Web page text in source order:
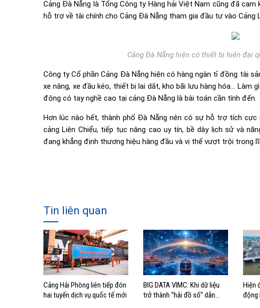
Cảng Đà Nẵng là Tổng Công ty Hàng hải Việt Nam cũng đã
hỗ trợ về tài chính cho Cảng Đà Nẵng tham gia đầu tư vào Cảng
Cảng Đà Nẵng hiện có thiết bị hiện đại
Công ty Cổ phần Cảng Đà Nẵng hiện có hàng ngàn tỉ đồng tài
xe nâng, xe đầu kéo, thiết bị lai dắt, kho bãi lưu hàng hóa… Làm
động có tay nghề cao tại cảng Đà Nẵng là bài toán cần tính đến.
Hơn lúc nào hết, thành phố Đà Nẵng nên có sự hỗ trợ tích
cảng Liên Chiểu, tiếp tục nâng cao uy tín, bề dày lịch sử và
đang khẳng định thương hiệu hàng đầu và vị thế vượt trội trong
Tin liên quan
Cảng Hải Phòng liên tiếp đón
hai tuyến dịch vụ quốc tế mới
BIG DATA VIMC: Khi dữ liệu
trở thành “hải đồ số” dẫn
Hiện
động